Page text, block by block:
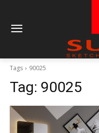
Tags 90025
Tag: 90025